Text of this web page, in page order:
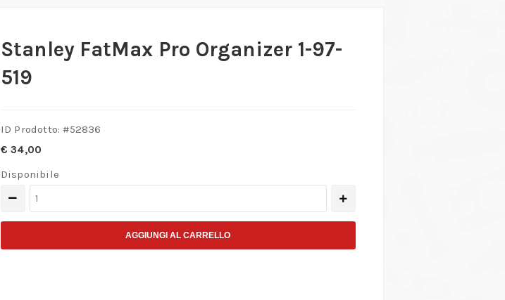
Stanley FatMax Pro Organizer 1-97-
519
ID Prodotto: #52836
€ 34,00
Disponibile
Stanley
FatMax
AGGIUNGI AL CARRELLO